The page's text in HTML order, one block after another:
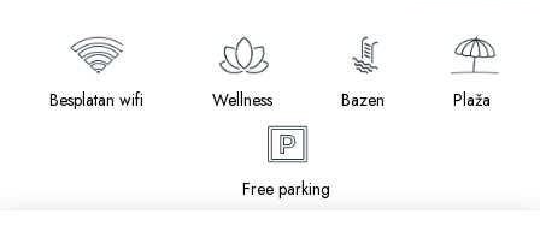
Besplatan wifi Wellness Bazen Plaža
Free parking